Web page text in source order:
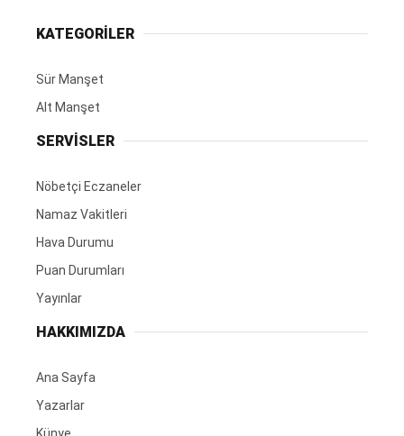
KATEGORİLER
Sür Manşet
Alt Manşet
SERVİSLER
Nöbetçi Eczaneler
Namaz Vakitleri
Hava Durumu
Puan Durumları
Yayınlar
HAKKIMIZDA
Ana Sayfa
Yazarlar
Künye